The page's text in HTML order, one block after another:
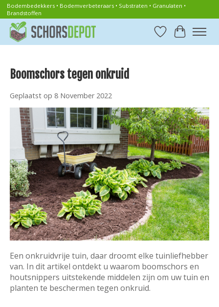
Bodembedekkers • Bodemverbeteraars • Substraten • Granulaten •
Brandstoffen
Verlanglijst
Boomschors tegen onkruid
Geplaatst op 8 November 2022
Een onkruidvrije tuin, daar droomt elke tuinliefhebber
van. In dit artikel ontdekt u waarom boomschors en
houtsnippers uitstekende middelen zijn om uw tuin en
planten te beschermen tegen onkruid.